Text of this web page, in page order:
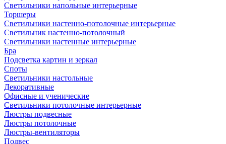
Светильники напольные интерьерные
Торшеры
Светильники настенно-потолочные интерьерные
Светильник настенно-потолочный
Светильники настенные интерьерные
Бра
Подсветка картин и зеркал
Споты
Светильники настольные
Декоративные
Офисные и ученические
Светильники потолочные интерьерные
Люстры подвесные
Люстры потолочные
Люстры-вентиляторы
Подвес